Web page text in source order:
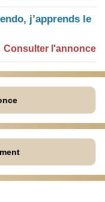
j’apprends le
Consulter l'annonce